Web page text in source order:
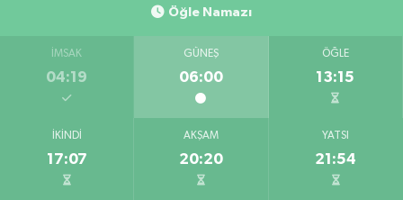
Öğle Namazı
İMSAK
04:19
GÜNEŞ
06:00
ÖĞLE
13:15
İKINDI
17:07
AKŞAM
20:20
YATSI
21:54